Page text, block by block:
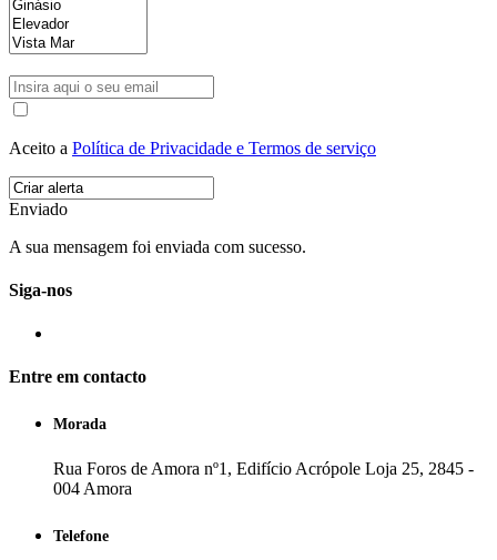
Aceito a Política de Privacidade e Termos de serviço
Enviado
A sua mensagem foi enviada com sucesso.
Siga-nos
Entre em contacto
Morada
Rua Foros de Amora nº1, Edifício Acrópole Loja 25, 2845 -
004 Amora
Telefone